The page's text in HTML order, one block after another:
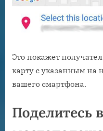
Это покажет
карту с указанным на
вашего смартфона.
Поделитесь